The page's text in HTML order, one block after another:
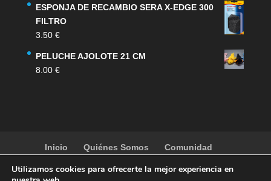
ESPONJA DE RECAMBIO SERA X-EDGE 300
FILTRO
3.50 €
PELUCHE AJOLOTE 21 CM
8.00 €
Inicio Quiénes Somos
Comunidad
Contacto
Tienda
Utilizamos cookies para ofrecerte la mejor experiencia en